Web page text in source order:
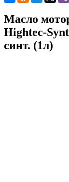
Масло
Hightec-
синт. (1л)